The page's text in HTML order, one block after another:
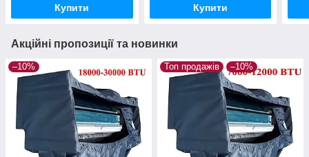
Купити Купити
Акційні пропозиції та новинки
–10% Топ продажів –10%